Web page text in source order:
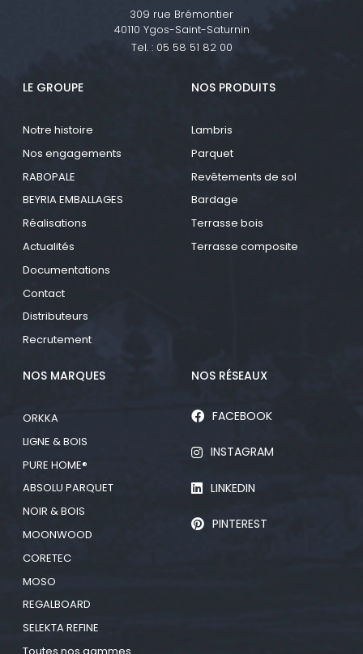
309 rue Brémontier
40110 Ygos-Saint-Saturnin
Tel. : 05 58 51 82 00
LE GROUPE
Notre histoire
Nos engagements
RABOPALE
BEYRIA EMBALLAGES
Réalisations
Actualités
Documentations
Contact
Distributeurs
Recrutement
NOS PRODUITS
Lambris
Parquet
Revêtements de sol
Bardage
Terrasse bois
Terrasse composite
NOS MARQUES
ORKKA
LIGNE & BOIS
PURE HOME®
ABSOLU PARQUET
NOIR & BOIS
MOONWOOD
CORETEC
MOSO
REGALBOARD
SELEKTA REFINE
NOS RÉSEAUX
FACEBOOK
INSTAGRAM
LINKEDIN
PINTEREST